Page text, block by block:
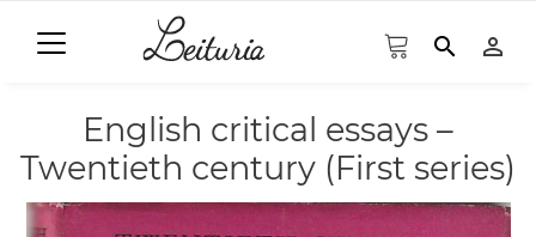
search person_outline
English critical essays –
Twentieth century (First series)